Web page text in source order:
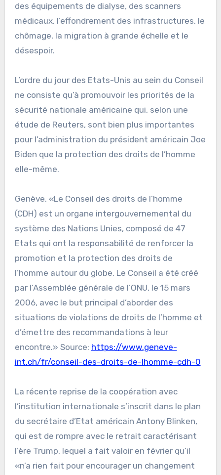
des équipements de dialyse, des scanners
médicaux, l’effondrement des infrastructures, le
chômage, la migration à grande échelle et le
désespoir.
L’ordre du jour des Etats-Unis au sein du Conseil
ne consiste qu’à promouvoir les priorités de la
sécurité nationale américaine qui, selon une
étude de Reuters, sont bien plus importantes
pour l’administration du président américain Joe
Biden que la protection des droits de l’homme
elle-même.
Genève. «Le Conseil des droits de l’homme
(CDH) est un organe intergouvernemental du
système des Nations Unies, composé de 47
Etats qui ont la responsabilité de renforcer la
promotion et la protection des droits de
l’homme autour du globe. Le Conseil a été créé
par l’Assemblée générale de l’ONU, le 15 mars
2006, avec le but principal d’aborder des
situations de violations de droits de l’homme et
d’émettre des recommandations à leur
encontre.» Source: https://www.geneve-
int.ch/fr/conseil-des-droits-de-lhomme-cdh-0
La récente reprise de la coopération avec
l’institution internationale s’inscrit dans le plan
du secrétaire d’Etat américain Antony Blinken,
qui est de rompre avec le retrait caractérisant
l’ère Trump, lequel a fait valoir en février qu’il
«n’a rien fait pour encourager un changement